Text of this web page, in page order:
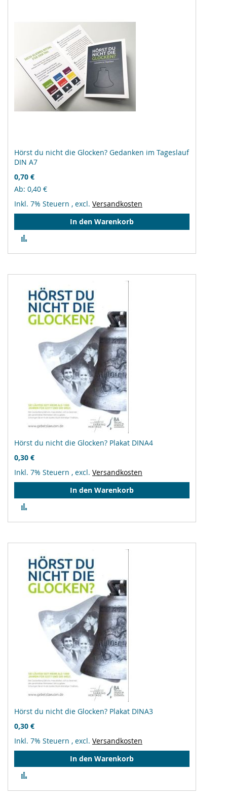
Hörst du nicht die Glocken? Gedanken im Tageslauf
DIN A7
0,70 €
Ab 0,40 €
Inkl. 7% Steuern , excl. Versandkosten
In den Warenkorb
hinzufügen
Hörst du nicht die Glocken? Plakat DINA4
0,30 €
Inkl. 7% Steuern , excl. Versandkosten
In den Warenkorb
hinzufügen
Hörst du nicht die Glocken? Plakat DINA3
0,30 €
Inkl. 7% Steuern , excl. Versandkosten
In den Warenkorb
hinzufügen